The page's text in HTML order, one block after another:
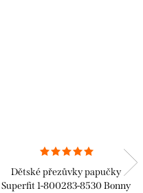
Dětské přezůvky papučky
Superfit 1-800283-8530 Bonny